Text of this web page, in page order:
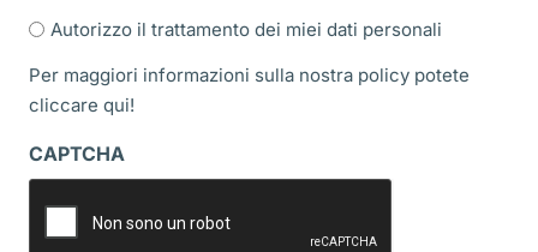
Autorizzo il trattamento dei miei dati personali
Per maggiori informazioni sulla nostra policy potete
cliccare qui!
CAPTCHA